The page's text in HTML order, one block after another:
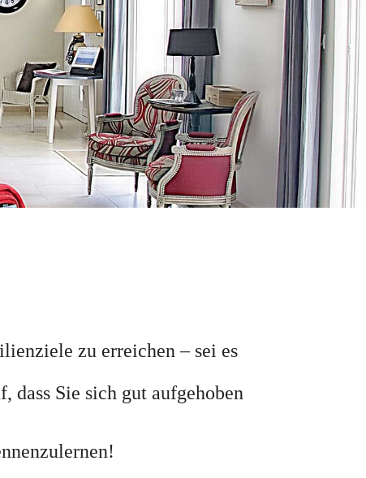
zu erreichen – sei es
dass Sie sich gut aufgehoben